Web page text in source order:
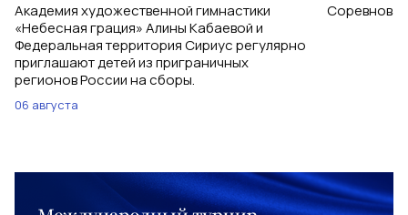
Академия художественной гимнастики
«Небесная грация» Алины Кабаевой и
Федеральная территория Сириус регулярно
приглашают детей из приграничных
регионов России на сборы.
06 августа